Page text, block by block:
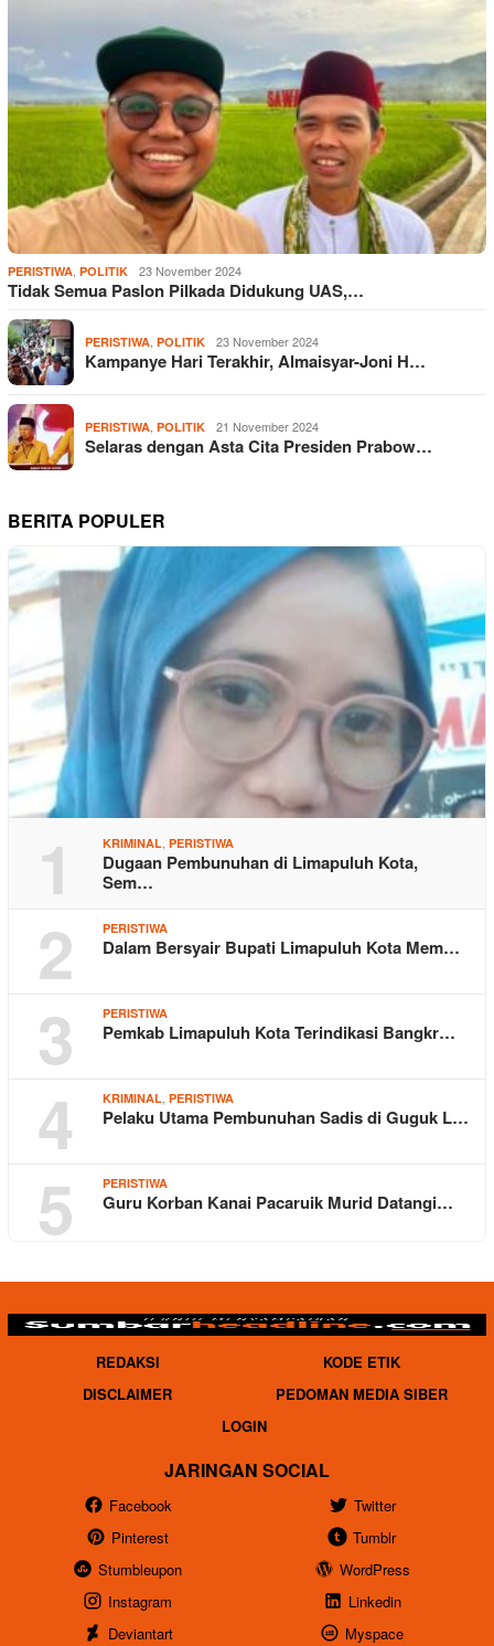
PERISTIWA POLITIK 23 November 2024
Tidak Semua Paslon Pilkada Didukung UAS,…
PERISTIWA POLITIK 23 November 2024
Kampanye Hari Terakhir, Almaisyar-Joni H…
PERISTIWA POLITIK 21 November 2024
Selaras dengan Asta Cita Presiden Prabow…
BERITA POPULER
1 KRIMINAL PERISTIWA
Dugaan Pembunuhan di Limapuluh Kota,
Sem…
2 PERISTIWA
Dalam Bersyair Bupati Limapuluh Kota Mem…
3 PERISTIWA
Pemkab Limapuluh Kota Terindikasi Bangkr…
4 KRIMINAL PERISTIWA
Pelaku Utama Pembunuhan Sadis di Guguk L…
5 PERISTIWA
Guru Korban Kanai Pacaruik Murid Datangi…
REDAKSI
KODE ETIK
DISCLAIMER
PEDOMAN MEDIA SIBER
LOGIN
JARINGAN SOCIAL
Facebook
Twitter
Pinterest
Tumblr
Stumbleupon
WordPress
Instagram
Linkedin
Deviantart
Myspace